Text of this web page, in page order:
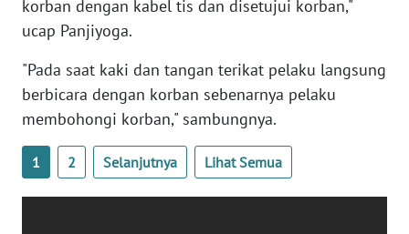
korban dengan kabel tis dan disetujui korban,"
ucap Panjiyoga.
"Pada saat kaki dan tangan terikat pelaku langsung
berbicara dengan korban sebenarnya pelaku
membohongi korban," sambungnya.
1 2 Selanjutnya Lihat Semua
WN
PAPUA
WN
PAPUA
BARAT
WN